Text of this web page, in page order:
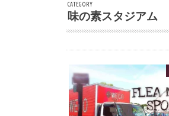
CATEGORY
味の素スタジアム